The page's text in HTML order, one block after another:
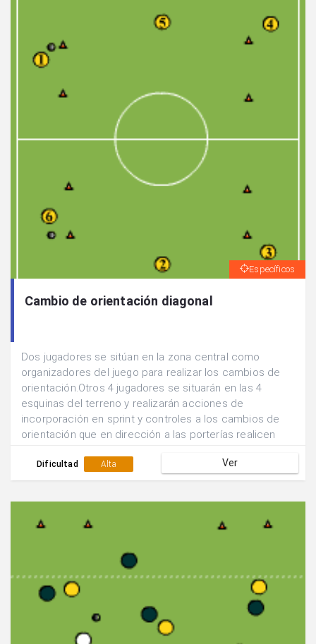
Específicos
Cambio de orientación diagonal
Dos jugadores se sitúan en la zona central como
organizadores del juego para realizar los cambios de
orientación.Otros 4 jugadores se situarán en las 4
esquinas del terreno y realizarán acciones de
incorporación en sprint y controles a los cambios de
orientación que en dirección a las porterías realicen
corto de una banda y realiza un pase largo hacia la otra
banda.
Dificultad Alta Ver